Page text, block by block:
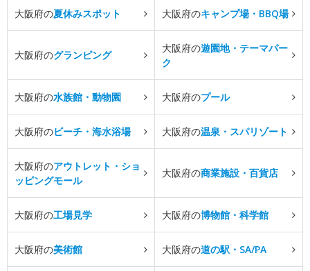
大阪府の夏休みスポット 大阪府のキャンプ場・BBQ場
大阪府のグランピング
大阪府の遊園地・テーマパー
ク
大阪府の水族館・動物園 大阪府のプール
大阪府のビーチ・海水浴場 大阪府の温泉・スパリゾート
大阪府のアウトレット・ショ
ッピングモール
大阪府の商業施設・百貨店
大阪府の工場見学 大阪府の博物館・科学館
大阪府の美術館 大阪府の道の駅・SA/PA